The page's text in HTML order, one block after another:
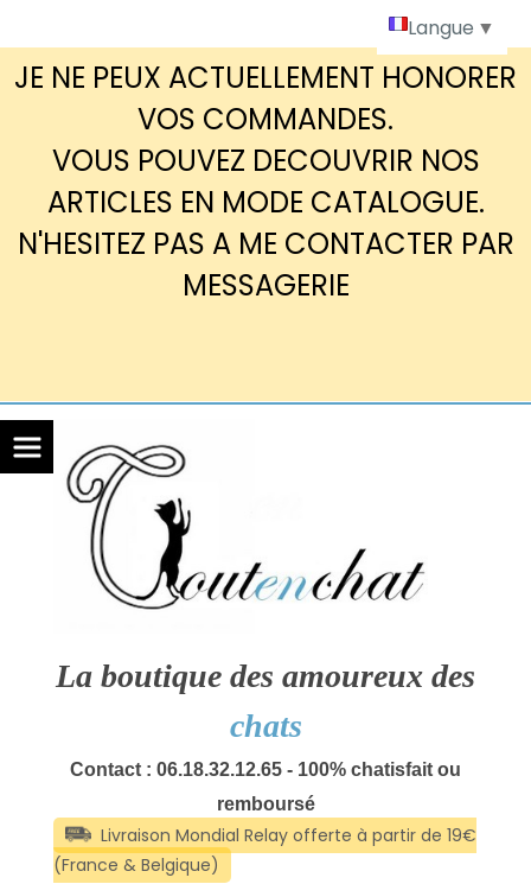
JE NE PEUX ACTUELLEMENT HONORER
VOS COMMANDES.
VOUS POUVEZ DECOUVRIR NOS
ARTICLES EN MODE CATALOGUE.
N'HESITEZ PAS A ME CONTACTER PAR
MESSAGERIE
La boutique des amoureux des
chats
Contact : 06.18.32.12.65 - 100% chatisfait ou
remboursé
Langue ▼